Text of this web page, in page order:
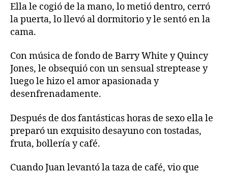
Ella le cogió de la mano, lo metió dentro, cerró
la puerta, lo llevó al dormitorio y le sentó en la
cama.
Con música de fondo de Barry White y Quincy
Jones, le obsequió con un sensual streptease y
luego le hizo el amor apasionada y
desenfrenadamente.
Después de dos fantásticas horas de sexo ella le
preparó un exquisito desayuno con tostadas,
fruta, bollería y café.
Cuando Juan levantó la taza de café, vio que